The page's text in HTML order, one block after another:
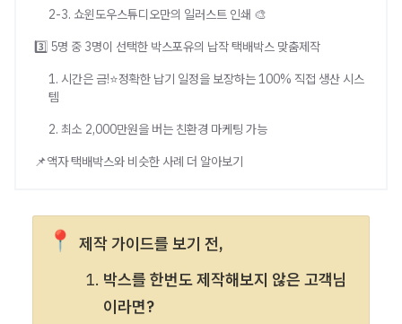
2-3. 쇼윈도우스튜디오만의 일러스트 인쇄 🎨
3️⃣ 5명 중 3명이 선택한 박스포유의 납작 택배박스 맞춤제작
1. 시간은 금!⭐정확한 납기 일정을 보장하는 100% 직접 생산 시스
템
2. 최소 2,000만원을 버는 친환경 마케팅 가능
📌액자 택배박스와 비슷한 사례 더 알아보기
📍
제작 가이드를 보기 전,
박스를 한번도 제작해보지 않은 고객님
이라면?